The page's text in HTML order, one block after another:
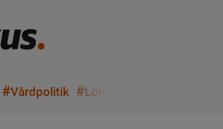
#Vårdpolitik #Lön